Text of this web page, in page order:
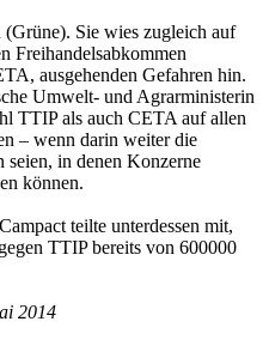
Sie wies zugleich auf
Freihandelsabkommen
ausgehenden Gefahren hin.
Umwelt- und Agrarministerin
TTIP als auch CETA auf allen
– wenn darin weiter die
seien, in denen Konzerne
können.
teilte unterdessen mit,
TTIP bereits von 600000
2014